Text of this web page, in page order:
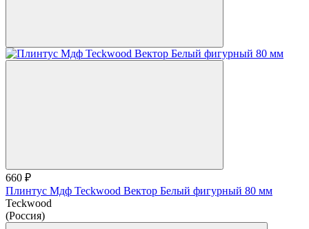
660 ₽
Плинтус Мдф Teckwood Вектор Белый фигурный 80 мм
Teckwood
(Россия)